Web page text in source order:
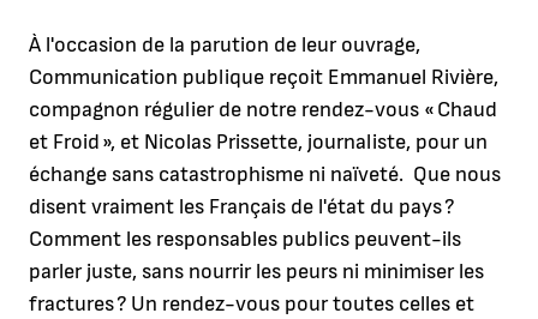
À l'occasion de la parution de leur ouvrage,
Communication publique reçoit Emmanuel Rivière,
compagnon régulier de notre rendez-vous « Chaud
et Froid », et Nicolas Prissette, journaliste, pour un
échange sans catastrophisme ni naïveté. Que nous
disent vraiment les Français de l'état du pays ?
Comment les responsables publics peuvent-ils
parler juste, sans nourrir les peurs ni minimiser les
fractures ? Un rendez-vous pour toutes celles et